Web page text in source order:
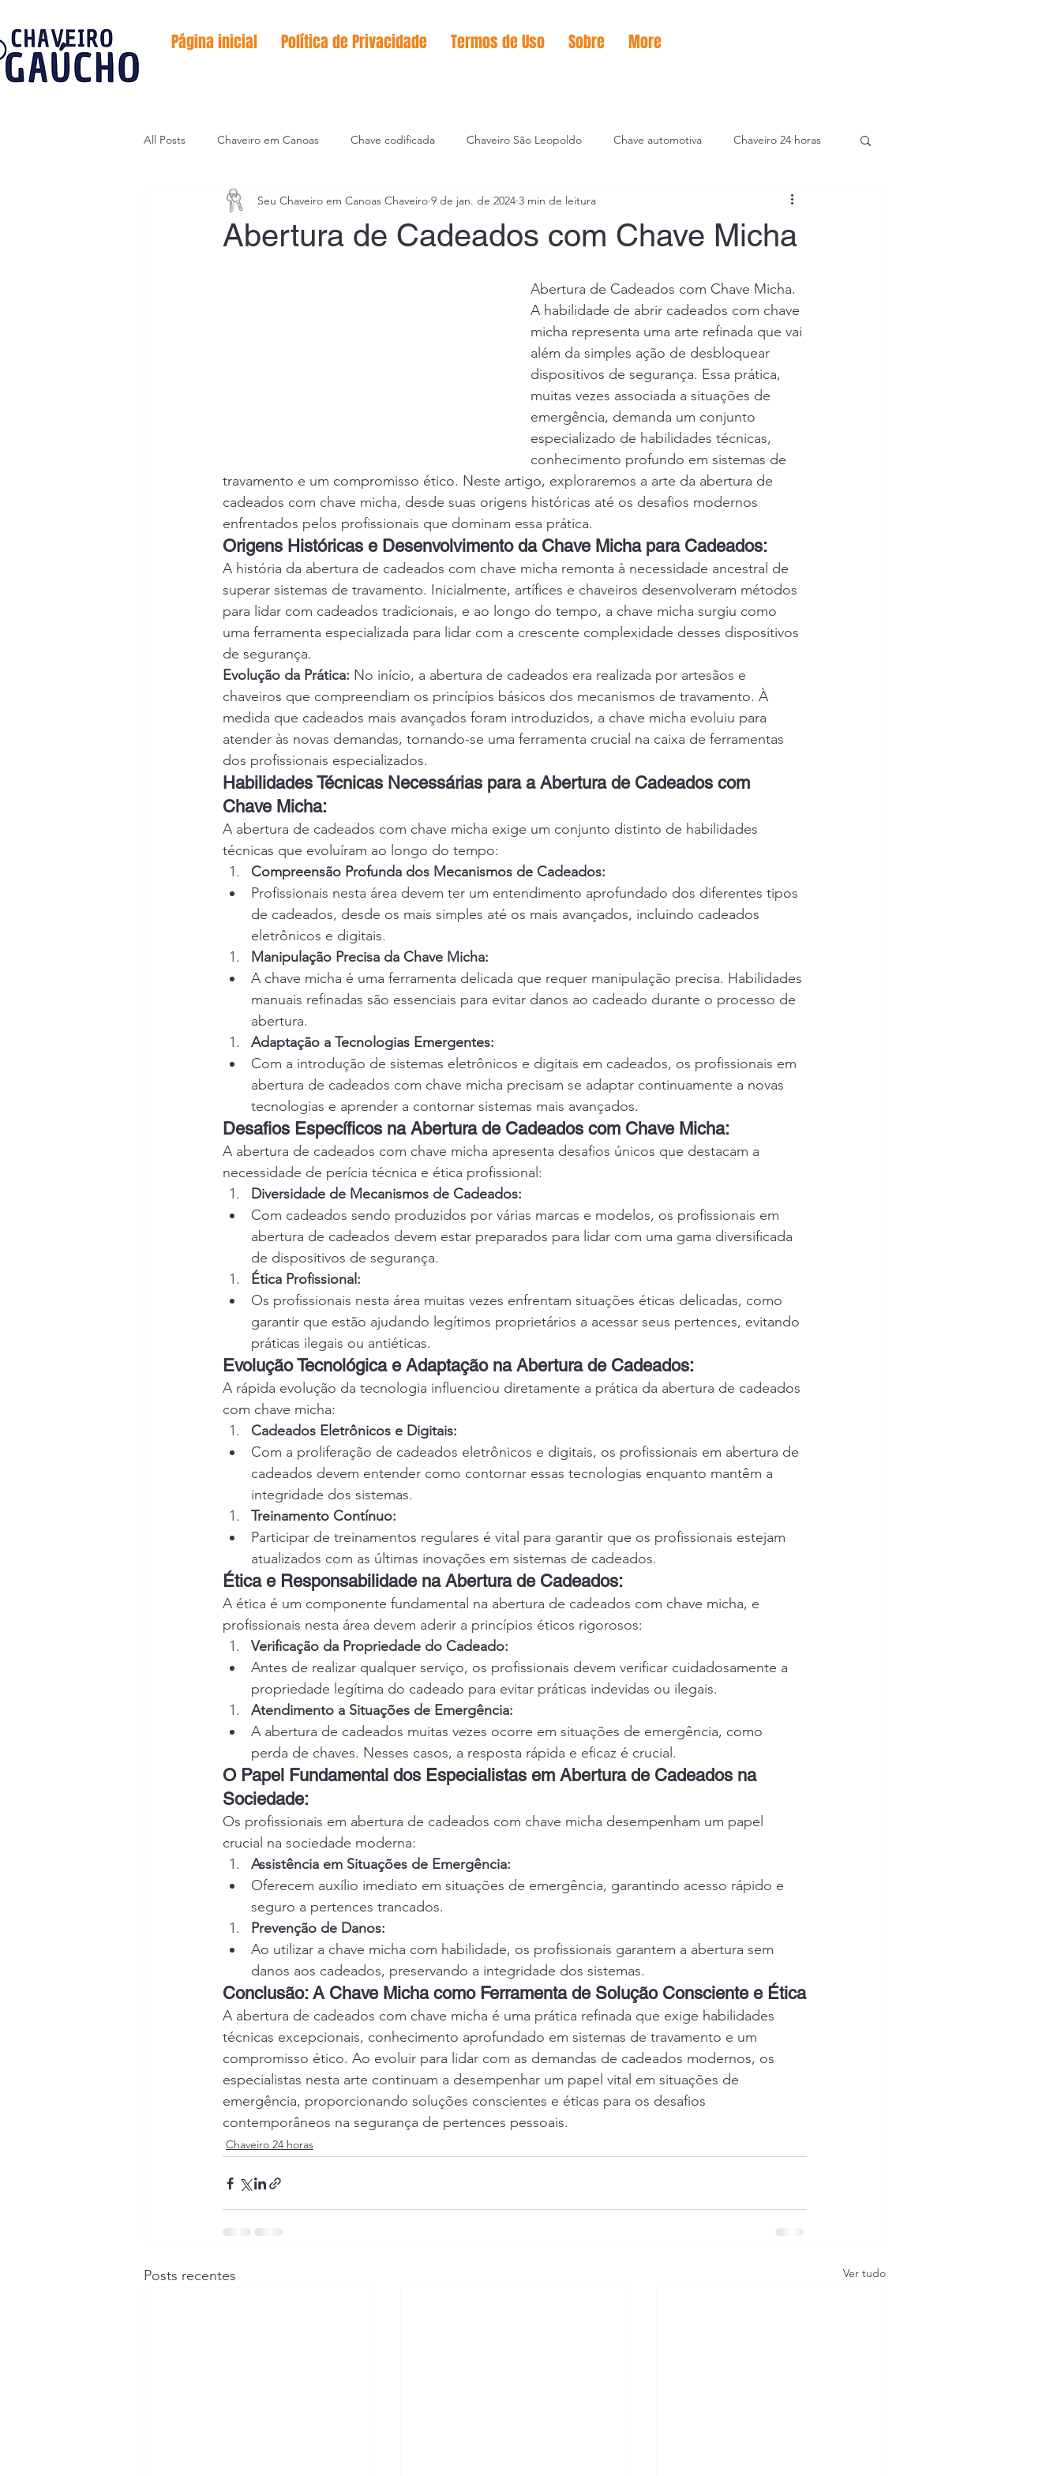
Página inicial Política de Privacidade Termos de Uso Sobre More
All Posts Chaveiro em Canoas Chave codificada Chaveiro São Leopoldo Chave automotiva Chaveiro 24 horas
Serviço de emergências Codificação de chaves
Abertura de Cadeados com Chave Micha
Seu Chaveiro em Canoas Chaveiro 9 de jan. de 2024 3 min de leitura
Abertura de Cadeados com Chave Micha.
A habilidade de abrir cadeados com chave
micha representa uma arte refinada que vai
além da simples ação de desbloquear
dispositivos de segurança. Essa prática,
muitas vezes associada a situações de
emergência, demanda um conjunto
especializado de habilidades técnicas,
conhecimento profundo em sistemas de
travamento e um compromisso ético. Neste artigo, exploraremos a arte da abertura de
cadeados com chave micha, desde suas origens históricas até os desafios modernos
enfrentados pelos profissionais que dominam essa prática.
Origens Históricas e Desenvolvimento da Chave Micha para Cadeados:
A história da abertura de cadeados com chave micha remonta à necessidade ancestral de
superar sistemas de travamento. Inicialmente, artífices e chaveiros desenvolveram métodos
para lidar com cadeados tradicionais, e ao longo do tempo, a chave micha surgiu como
uma ferramenta especializada para lidar com a crescente complexidade desses dispositivos
de segurança.
Evolução da Prática: No início, a abertura de cadeados era realizada por artesãos e
chaveiros que compreendiam os princípios básicos dos mecanismos de travamento. À
medida que cadeados mais avançados foram introduzidos, a chave micha evoluiu para
atender às novas demandas, tornando-se uma ferramenta crucial na caixa de ferramentas
dos profissionais especializados.
Habilidades Técnicas Necessárias para a Abertura de Cadeados com
Chave Micha:
A abertura de cadeados com chave micha exige um conjunto distinto de habilidades
técnicas que evoluíram ao longo do tempo:
Compreensão Profunda dos Mecanismos de Cadeados:
Profissionais nesta área devem ter um entendimento aprofundado dos diferentes tipos
de cadeados, desde os mais simples até os mais avançados, incluindo cadeados
eletrônicos e digitais.
Manipulação Precisa da Chave Micha:
A chave micha é uma ferramenta delicada que requer manipulação precisa. Habilidades
manuais refinadas são essenciais para evitar danos ao cadeado durante o processo de
abertura.
Adaptação a Tecnologias Emergentes:
Com a introdução de sistemas eletrônicos e digitais em cadeados, os profissionais em
abertura de cadeados com chave micha precisam se adaptar continuamente a novas
tecnologias e aprender a contornar sistemas mais avançados.
Desafios Específicos na Abertura de Cadeados com Chave Micha:
A abertura de cadeados com chave micha apresenta desafios únicos que destacam a
necessidade de perícia técnica e ética profissional:
Diversidade de Mecanismos de Cadeados:
Com cadeados sendo produzidos por várias marcas e modelos, os profissionais em
abertura de cadeados devem estar preparados para lidar com uma gama diversificada
de dispositivos de segurança.
Ética Profissional:
Os profissionais nesta área muitas vezes enfrentam situações éticas delicadas, como
garantir que estão ajudando legítimos proprietários a acessar seus pertences, evitando
práticas ilegais ou antiéticas.
Evolução Tecnológica e Adaptação na Abertura de Cadeados:
A rápida evolução da tecnologia influenciou diretamente a prática da abertura de cadeados
com chave micha:
Cadeados Eletrônicos e Digitais:
Com a proliferação de cadeados eletrônicos e digitais, os profissionais em abertura de
cadeados devem entender como contornar essas tecnologias enquanto mantêm a
integridade dos sistemas.
Treinamento Contínuo:
Participar de treinamentos regulares é vital para garantir que os profissionais estejam
atualizados com as últimas inovações em sistemas de cadeados.
Ética e Responsabilidade na Abertura de Cadeados:
A ética é um componente fundamental na abertura de cadeados com chave micha, e
profissionais nesta área devem aderir a princípios éticos rigorosos:
Verificação da Propriedade do Cadeado:
Antes de realizar qualquer serviço, os profissionais devem verificar cuidadosamente a
propriedade legítima do cadeado para evitar práticas indevidas ou ilegais.
Atendimento a Situações de Emergência:
A abertura de cadeados muitas vezes ocorre em situações de emergência, como
perda de chaves. Nesses casos, a resposta rápida e eficaz é crucial.
O Papel Fundamental dos Especialistas em Abertura de Cadeados na
Sociedade:
Os profissionais em abertura de cadeados com chave micha desempenham um papel
crucial na sociedade moderna:
Assistência em Situações de Emergência:
Oferecem auxílio imediato em situações de emergência, garantindo acesso rápido e
seguro a pertences trancados.
Prevenção de Danos:
Ao utilizar a chave micha com habilidade, os profissionais garantem a abertura sem
danos aos cadeados, preservando a integridade dos sistemas.
Conclusão: A Chave Micha como Ferramenta de Solução Consciente e Ética
A abertura de cadeados com chave micha é uma prática refinada que exige habilidades
técnicas excepcionais, conhecimento aprofundado em sistemas de travamento e um
compromisso ético. Ao evoluir para lidar com as demandas de cadeados modernos, os
especialistas nesta arte continuam a desempenhar um papel vital em situações de
emergência, proporcionando soluções conscientes e éticas para os desafios
contemporâneos na segurança de pertences pessoais.
Chaveiro 24 horas
Posts recentes Ver tudo